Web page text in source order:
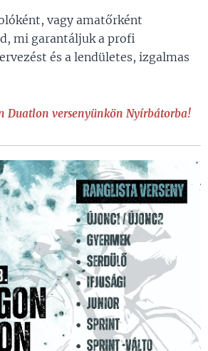
vagy amatőrként
mi garantáljuk a profi
és a lendületes, izgalmas
Duatlon versenyünkön Nyírbátorba!